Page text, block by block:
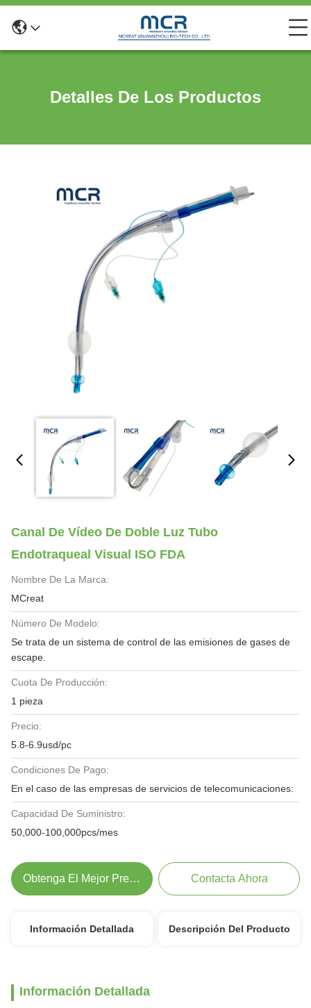
Detalles De Los Productos
Canal De Vídeo De Doble Luz Tubo
Endotraqueal Visual ISO FDA
Nombre De La Marca:
MCreat
Número De Modelo:
Se trata de un sistema de control de las emisiones de gases de
escape.
Cuota De Producción:
1 pieza
Precio:
5.8-6.9usd/pc
Condiciones De Pago:
En el caso de las empresas de servicios de telecomunicaciones:
Capacidad De Suministro:
50,000-100,000pcs/mes
Obtenga El Mejor Precio Contacta Ahora
Información Detallada Descripción Del Producto
Información Detallada